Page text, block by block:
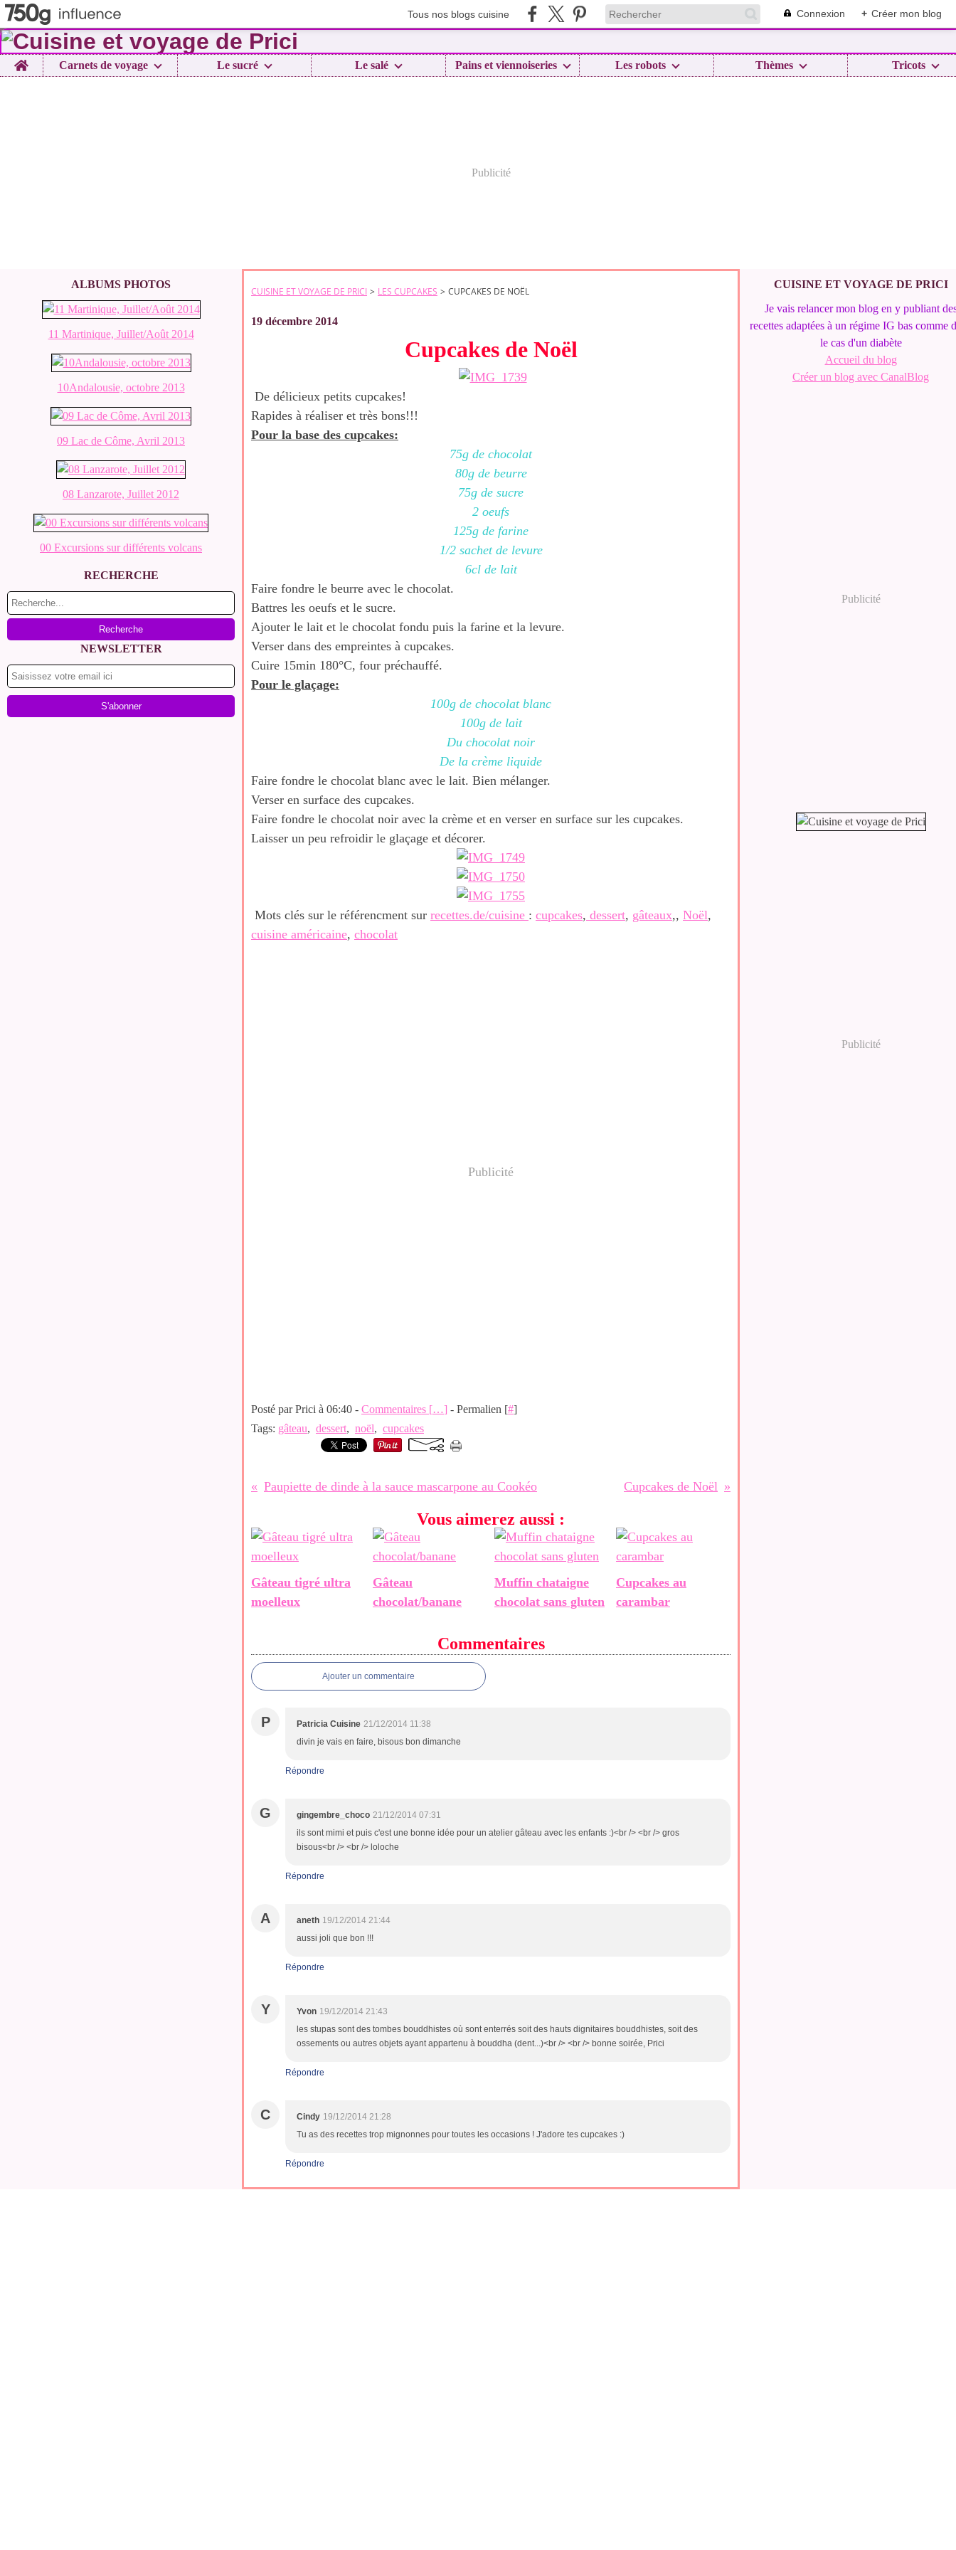
Tous nos blogs cuisine Connexion + Créer mon blog
Home Carnets de voyage Le sucré Le salé Pains et viennoiseries Les robots Thèmes Tricots
Publicité
ALBUMS PHOTOS
11 Martinique, Juillet/Août 2014
10Andalousie, octobre 2013
09 Lac de Côme, Avril 2013
08 Lanzarote, Juillet 2012
00 Excursions sur différents volcans
RECHERCHE
NEWSLETTER
CUISINE ET VOYAGE DE PRICI > LES CUPCAKES > CUPCAKES DE NOËL
19 décembre 2014
Cupcakes de Noël
De délicieux petits cupcakes!
Rapides à réaliser et très bons!!!
Pour la base des cupcakes:
75g de chocolat
80g de beurre
75g de sucre
2 oeufs
125g de farine
1/2 sachet de levure
6cl de lait
Faire fondre le beurre avec le chocolat.
Battres les oeufs et le sucre.
Ajouter le lait et le chocolat fondu puis la farine et la levure.
Verser dans des empreintes à cupcakes.
Cuire 15min 180°C, four préchauffé.
Pour le glaçage:
100g de chocolat blanc
100g de lait
Du chocolat noir
De la crème liquide
Faire fondre le chocolat blanc avec le lait. Bien mélanger.
Verser en surface des cupcakes.
Faire fondre le chocolat noir avec la crème et en verser en surface sur les cupcakes.
Laisser un peu refroidir le glaçage et décorer.
Mots clés sur le référencment sur recettes.de/cuisine : cupcakes, dessert, gâteaux,, Noël,
cuisine américaine, chocolat
Publicité
Posté par Prici à 06:40 - Commentaires […] - Permalien [#]
Tags: gâteau, dessert, noël, cupcakes
Paupiette de dinde à la sauce mascarpone au Cookéo Cupcakes de Noël
Vous aimerez aussi :
Gâteau tigré ultra
moelleux
Gâteau
chocolat/banane
Muffin chataigne
chocolat sans gluten
Cupcakes au
carambar
Commentaires
Ajouter un commentaire
P Patricia Cuisine 21/12/2014 11:38
divin je vais en faire, bisous bon dimanche
Répondre
G gingembre_choco 21/12/2014 07:31
ils sont mimi et puis c'est une bonne idée pour un atelier gâteau avec les enfants :)<br /> <br /> gros
bisous<br /> <br /> loloche
Répondre
A aneth 19/12/2014 21:44
aussi joli que bon !!!
Répondre
Y Yvon 19/12/2014 21:43
les stupas sont des tombes bouddhistes où sont enterrés soit des hauts dignitaires bouddhistes, soit des
ossements ou autres objets ayant appartenu à bouddha (dent...)<br /> <br /> bonne soirée, Prici
Répondre
C Cindy 19/12/2014 21:28
Tu as des recettes trop mignonnes pour toutes les occasions ! J'adore tes cupcakes :)
Répondre
CUISINE ET VOYAGE DE PRICI
Je vais relancer mon blog en y publiant
recettes adaptées à un régime IG bas comme
le cas d'un diabète
Accueil du blog
Créer un blog avec CanalBlog
Publicité
Publicité